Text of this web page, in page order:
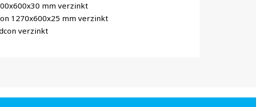
mm verzinkt
1270x600x25 mm verzinkt
verzinkt